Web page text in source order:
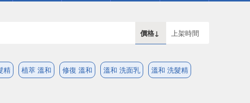
價格↓ 上架時間
精 植萃 溫和 修復 溫和 溫和 洗面乳 溫和 洗髮精